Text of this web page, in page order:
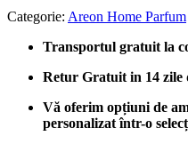
Categorie: Areon Home Parfum
Transportul gratuit la
Retur Gratuit in 14 zile
Vă oferim opțiuni de
personalizat într-o